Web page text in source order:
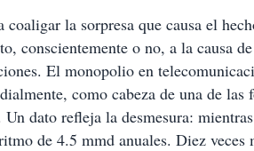
la sorpresa que causa el
conscientemente o no, a la causa
El monopolio en
como cabeza de una de las
dato refleja la desmesura:
de 4.5 mmd anuales. Diez veces